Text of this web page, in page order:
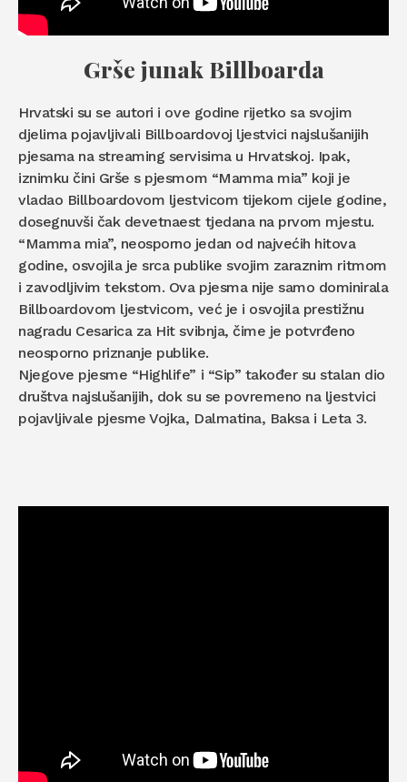
Grše junak Billboarda
Hrvatski su se autori i ove godine rijetko sa svojim
djelima pojavljivali Billboardovoj ljestvici najslušanijih
pjesama na streaming servisima u Hrvatskoj. Ipak,
iznimku čini Grše s pjesmom “Mamma mia” koji je
vladao Billboardovom ljestvicom tijekom cijele godine,
dosegnuvši čak devetnaest tjedana na prvom mjestu.
“Mamma mia”, neosporno jedan od najvećih hitova
godine, osvojila je srca publike svojim zaraznim ritmom
i zavodljivim tekstom. Ova pjesma nije samo dominirala
Billboardovom ljestvicom, već je i osvojila prestižnu
nagradu Cesarica za Hit svibnja, čime je potvrđeno
neosporno priznanje publike.
Njegove pjesme “Highlife” i “Sip” također su stalan dio
društva najslušanijih, dok su se povremeno na ljestvici
pojavljivale pjesme Vojka, Dalmatina, Baksa i Leta 3.